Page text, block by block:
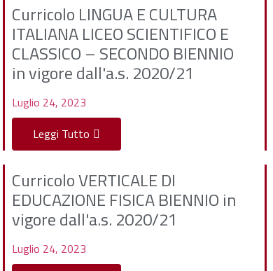
Curricolo LINGUA E CULTURA
ITALIANA LICEO SCIENTIFICO E
CLASSICO – SECONDO BIENNIO
in vigore dall'a.s. 2020/21
Luglio 24, 2023
Leggi Tutto
Curricolo VERTICALE DI
EDUCAZIONE FISICA BIENNIO in
vigore dall'a.s. 2020/21
Luglio 24, 2023